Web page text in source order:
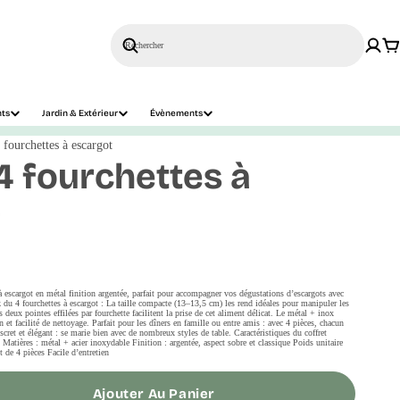
Jardin & Extérieur Évènements
Rechercher
à escargot
fourchettes à
en métal finition argentée, parfait pour accompagner vos dégustations d’escargots avec
4 fourchettes à escargot : La taille compacte (13–13,5 cm) les rend idéales pour manipuler les
deux pointes effilées par fourchette facilitent la prise de cet aliment délicat. Le métal + inox
et facilité de nettoyage. Parfait pour les dîners en famille ou entre amis : avec 4 pièces, chacun
et élégant : se marie bien avec de nombreux styles de table. Caractéristiques du coffret
: métal + acier inoxydable Finition : argentée, aspect sobre et classique Poids unitaire
4 pièces Facile d’entretien
Ajouter Au Panier